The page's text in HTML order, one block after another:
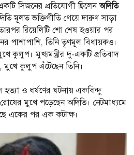
সিজনের প্রতিযোগী ছিলেনঅদিতি
মূলত ভক্তিগীতি গেয়ে দারুণ সাড়া
রিয়েলিটি শো শেষ হওয়ার পর
পাশাপাশি, তিনি তৃণমূল বিধায়কও।
কুলুপ। মুখ্যমন্ত্রীর দু-একটি প্রতিবাদ
কুলুপ এঁটেছেন তিনি।
ও ধর্ষণের ঘটনায় একবিন্দু
মুখে পড়েছেন অদিতি। নেটমাধ্যমে
একের পর এক কটাক্ষ।